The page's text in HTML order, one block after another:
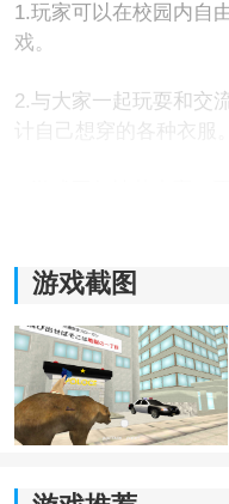
1.玩家可以在校园内自
戏。
2.与大家一起玩耍和交
计自己想穿的各种衣服。
4.模拟各种活动，参加
险
游戏截图